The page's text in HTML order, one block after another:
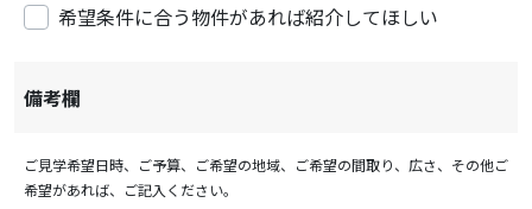
希望条件に合う物件があれば紹介してほしい
備考欄
ご見学希望日時、ご予算、ご希望の地域、ご希望の間取り、広さ、その他ご
希望があれば、ご記入ください。